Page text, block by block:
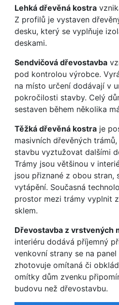
Lehká dřevěná kostra
Z profilů je vystaven
desku, který se vyplňuje
deskami.
Sendvičová dřevostavba
pod kontrolou výrobce.
na místo určení dodávají v
pokročilosti stavby. Celý
sestaven během několika
Těžká dřevěná kostra je
masivních dřevěných
stavbu vyztužovat dalšími
Trámy jsou většinou v
jsou přiznané z obou stran,
vytápění. Současná
prostor mezi trámy vyplnit
sklem.
Dřevostavba z vrstvených
interiéru dodává příjemný
venkovní strany se na
zhotovuje omítaná či
omítky dům zvenku
budovu než dřevostavbu.